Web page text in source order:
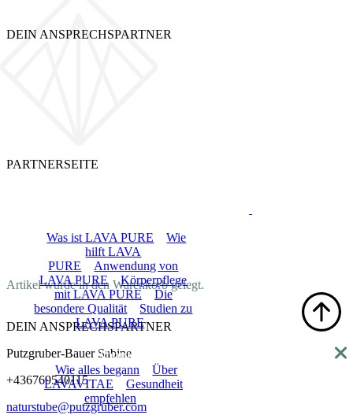
PARTNERSEITE
Was ist LAVA PURE
Wie
hilft LAVA
PURE
Anwendung von
LAVA PURE
Körperpflege
mit LAVA PURE
Die
besondere Qualität
Studien zu
LAVA PURE
About
Wie alles begann
Über
LAVAVITAE
Gesundheit
empfehlen
Artikel wurde in den Warenkorb gelegt.
DEIN ANSPRECHSPARTNER
DEIN ANSPRECHSPARTNER
Putzgruber-Bauer Sabine
+436769540115
naturstube@putzgruber.com